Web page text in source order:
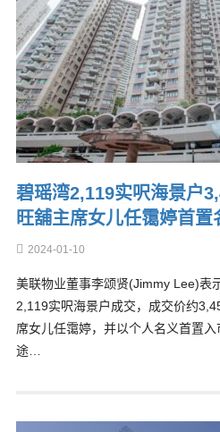
碧瑶湾2,119实呎海景户
旺舖主席女儿任霭婷首置
2024-01-10
美联物业董事李颂贤(Jimmy Lee)表
2,119实呎海景户成交，成交价约
席女儿任霭婷，并以个人名义首置
途…